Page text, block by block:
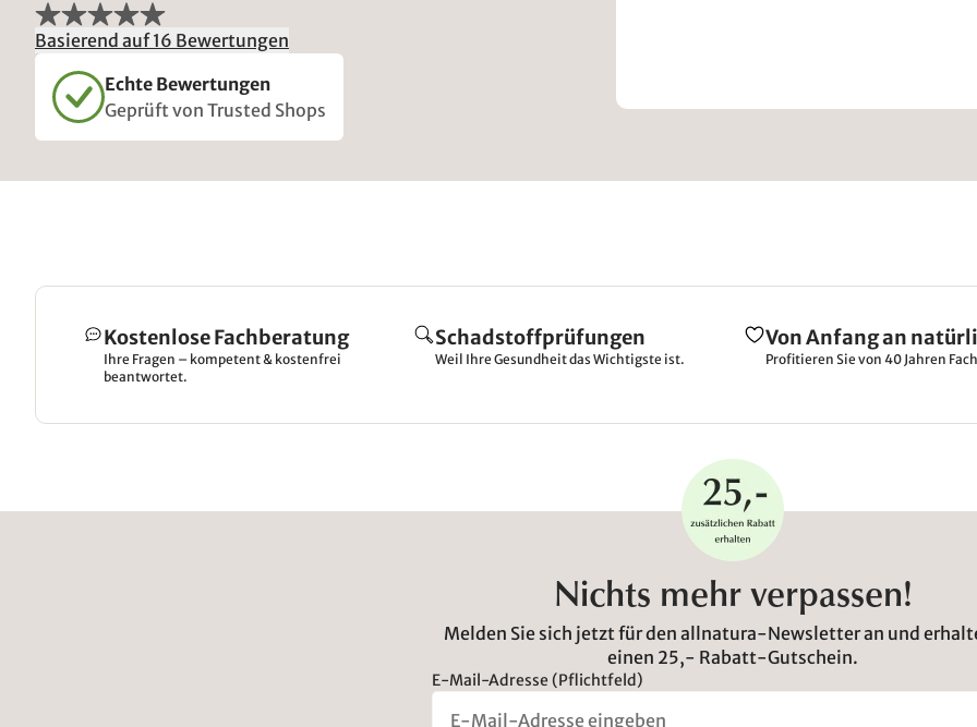
Basierend auf 16 Bewertungen
Echte Bewertungen
Geprüft von Trusted Shops
Kostenlose Fachberatung
Ihre Fragen – kompetent & kostenfrei
beantwortet.
Schadstoffprüfungen
Weil Ihre Gesundheit das Wichtigste ist.
Von Anfang an
Profitieren Sie von 40 Jahren
Nichts mehr verpassen!
Melden Sie sich jetzt für den allnatura-Newsletter an und
einen 25,- Rabatt-Gutschein.
E-Mail-Adresse (Pflichtfeld)